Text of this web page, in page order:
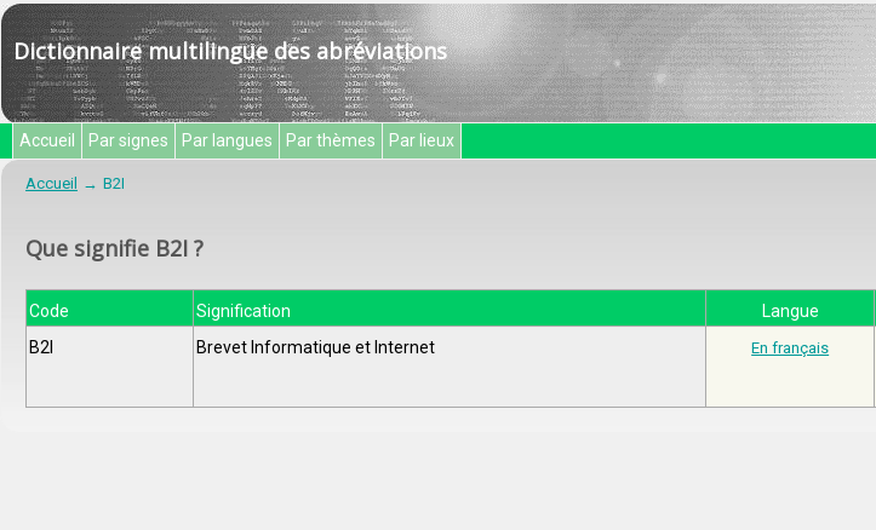
Dictionnaire multilingue des abréviations
Accueil Par signes Par langues Par thèmes Par lieux
Accueil B2I
Que signifie B2I ?
Code Signification Langue
B2I
Brevet Informatique et Internet En français